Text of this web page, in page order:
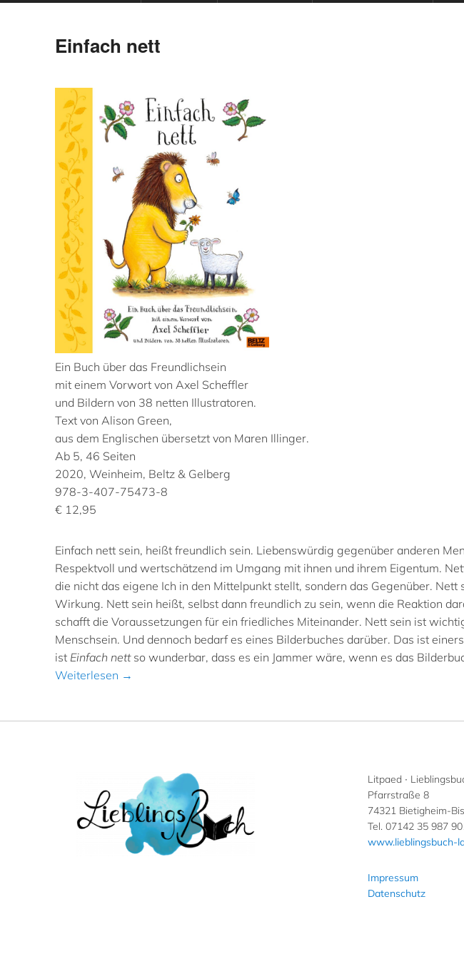
Einfach nett
Ein Buch über das Freundlichsein
mit einem Vorwort von Axel Scheffler
und Bildern von 38 netten Illustratoren.
Text von Alison Green,
aus dem Englischen übersetzt von Maren Illinger.
Ab 5, 46 Seiten
2020, Weinheim, Beltz & Gelberg
978-3-407-75473-8
€ 12,95
Einfach nett sein, heißt freundlich sein. Liebenswürdig gegenüber anderen
Respektvoll und wertschätzend im Umgang mit ihnen und ihrem Eigentum.
die nicht das eigene Ich in den Mittelpunkt stellt, sondern das Gegenüber. Nett
Wirkung. Nett sein heißt, selbst dann freundlich zu sein, wenn die Reaktion
schafft die Voraussetzungen für ein friedliches Miteinander. Nett sein ist
Menschsein. Und dennoch bedarf es eines Bilderbuches darüber. Das ist
ist Einfach nettso wunderbar, dass es ein Jammer wäre, wenn es das
Weiterlesen →
Litpaed ∙
Pfarrstraße 8
74321 Bietigheim-
Tel. 07142 35 987
www.lieblingsbuch-
Impressum
Datenschutz